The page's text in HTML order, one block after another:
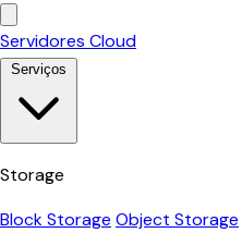
Servidores Cloud
Serviços
Storage
Block Storage Object Storage